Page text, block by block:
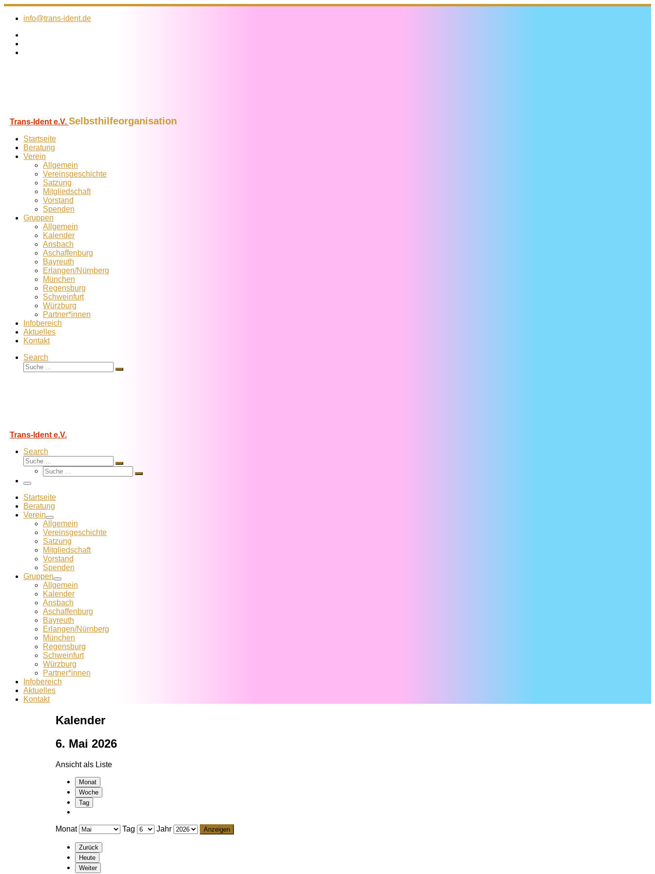
Zum
Inhalt
info@trans-ident.de
Trans-Ident e.V. Selbsthilfeorganisation
Startseite
Beratung
Verein
Allgemein
Vereins­geschichte
Satzung
Mitglied­schaft
Vorstand
Spenden
Gruppen
Allgemein
Kalender
Ansbach
Aschaffenburg
Bayreuth
Erlangen/Nürnberg
München
Regensburg
Schweinfurt
Würzburg
Partner*innen
Infobereich
Aktuelles
Kontakt
Search
Suche
Suche
Trans-Ident e.V.
Search
Suche
Suche
Suche
Suche
Menü
Startseite
Beratung
Verein
Allgemein
Vereins­geschichte
Satzung
Mitglied­schaft
Vorstand
Spenden
Gruppen
Allgemein
Kalender
Ansbach
Aschaffenburg
Bayreuth
Erlangen/Nürnberg
München
Regensburg
Schweinfurt
Würzburg
Partner*innen
Infobereich
Aktuelles
Kontakt
Kalender
6. Mai 2026
Ansicht als Liste
Monat
Woche
Tag
Monat Tag Jahr
Zurück
Heute
Weiter